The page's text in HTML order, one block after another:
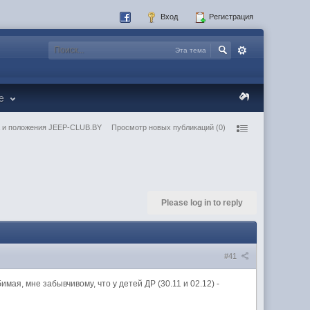
Вход Регистрация
Эта тема
положения JEEP-CLUB.BY Просмотр новых публикаций (0)
Please log in to reply
#41
мне забывчивому, что у детей ДР (30.11 и 02.12) -